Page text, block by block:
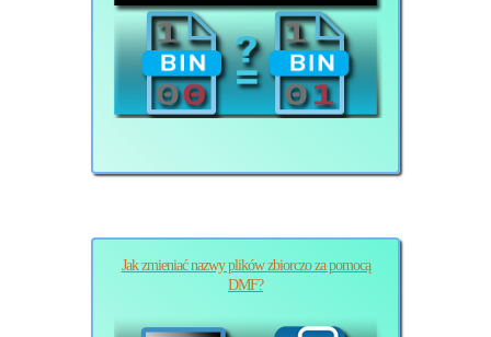
Jak zmieniać nazwy plików zbiorczo za pomocą
DMF?